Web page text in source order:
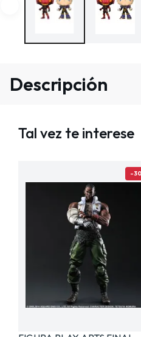
Descripción
Tal vez te interese
-